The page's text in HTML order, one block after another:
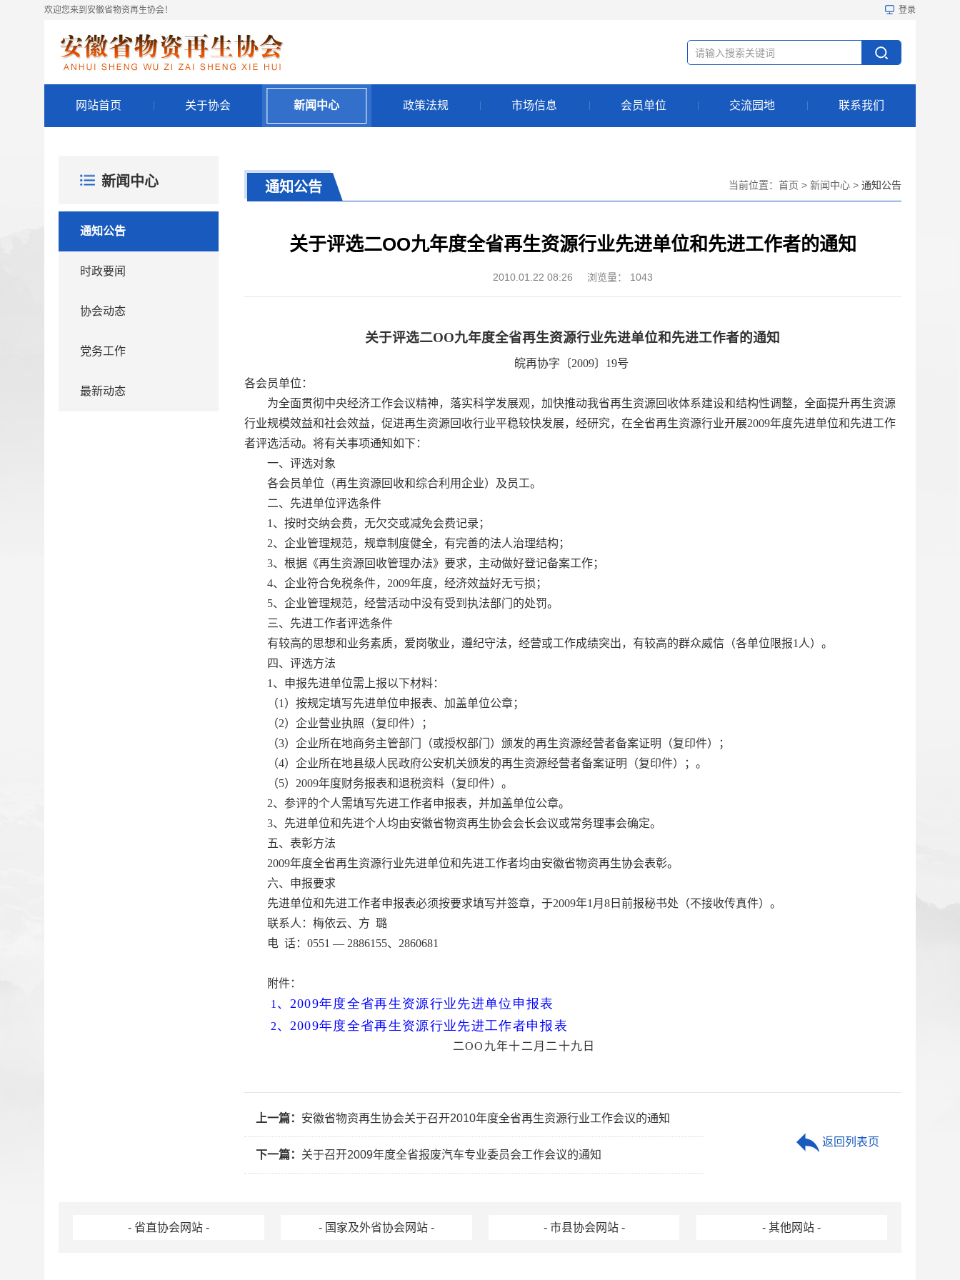
欢迎您来到安徽省物资再生协会！ 登录
网站首页 关于协会 新闻中心 政策法规 市场信息 会员单位 交流园地 联系我们
新闻中心
通知公告
时政要闻
协会动态
党务工作
最新动态
通知公告 当前位置： 首页 > 新闻中心 > 通知公告
关于评选二OO九年度全省再生资源行业先进单位和先进工作者的通知
2010.01.22 08:26 浏览量： 1043
关于评选二OO九年度全省再生资源行业先进单位和先进工作者的通知
皖再协字〔2009〕 19号
各会员单位：
为全面贯彻中央经济工作会议精神，落实科学发展观，加快推动我省再生资源回收体系建设和结构性调整，全面提升再生资源
行业规模效益和社会效益， 促进再生资源回收行业平稳较快发展，经研究，在全省再生资源行业开展2009年度先进单位和先进工作
者评选活动。将有关事项通知如下：
一、评选对象
各会员单位（再生资源回收和综合利用企业）及员工。
二、先进单位评选条件
1 、按时交纳会费，无欠交或减免会费记录；
2、企业管理规范，规章制度健全，有完善的法人治理结构；
3、根据《再生资源回收管理办法》要求，主动做好登记备案工作；
4、企业符合免税条件， 2009年度，经济效益好无亏损；
5、企业管理规范，经营活动中没有受到执法部门的处罚。
三、先进工作者评选条件
有较高的思想和业务素质，爱岗敬业，遵纪守法，经营或工作成绩突出，有较高的群众威信（各单位限报1 人）。
四、评选方法
1 、申报先进单位需上报以下材料：
（1 ）按规定填写先进单位申报表、加盖单位公章；
（2）企业营业执照（复印件）；
（3）企业所在地商务主管部门（或授权部门）颁发的再生资源经营者备案证明（复印件）；
（4）企业所在地县级人民政府公安机关颁发的再生资源经营者备案证明（复印件）；。
（5） 2009年度财务报表和退税资料（复印件）。
2、参评的个人需填写先进工作者申报表，并加盖单位公章。
3、先进单位和先进个人均由安徽省物资再生协会会长会议或常务理事会确定。
五、表彰方法
2009年度全省再生资源行业先进单位和先进工作者均由安徽省物资再生协会表彰。
六、申报要求
先进单位和先进工作者申报表必须按要求填写并签章，于2009年1 月 8日前报秘书处（不接收传真件）。
联系人：梅依云、方 璐
电 话： 0551 — 2886155、 2860681
附件：
1 、 2009年度全省再生资源行业先进单位申报表
2、 2009年度全省再生资源行业先进工作者申报表
二OO 九年十二月二十九日
上一篇： 安徽省物资再生协会关于召开2010年度全省再生资源行业工作会议的通知
下一篇： 关于召开2009年度全省报废汽车专业委员会工作会议的通知
返回列表页
- 省直协会网站 - - 国家及外省协会网站 - - 市县协会网站 - - 其他网站 -